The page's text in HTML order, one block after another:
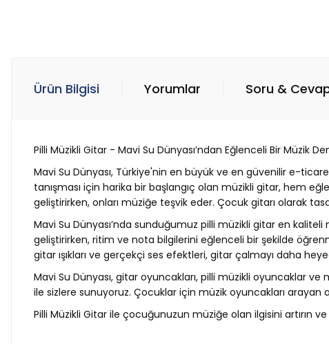
Ürün Bilgisi Yorumlar Soru &
Pilli Müzikli Gitar - Mavi Su Dünyası’ndan Eğlenceli Bir Müzik
Mavi Su Dünyası, Türkiye'nin en büyük ve en güvenilir e-
tanışması için harika bir başlangıç olan müzikli gitar, hem
geliştirirken, onları müziğe teşvik eder. Çocuk gitarı olarak
Mavi Su Dünyası’nda sunduğumuz pilli müzikli gitar en
geliştirirken, ritim ve nota bilgilerini eğlenceli bir şekilde
gitar ışıkları ve gerçekçi ses efektleri, gitar çalmayı daha
Mavi Su Dünyası, gitar oyuncakları, pilli müzikli oyuncaklar
ile sizlere sunuyoruz. Çocuklar için müzik oyuncakları
Pilli Müzikli Gitar ile çocuğunuzun müziğe olan ilgisini artırın